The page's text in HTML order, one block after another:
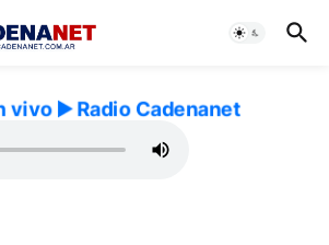
vivo ▶️ Radio Cadenanet